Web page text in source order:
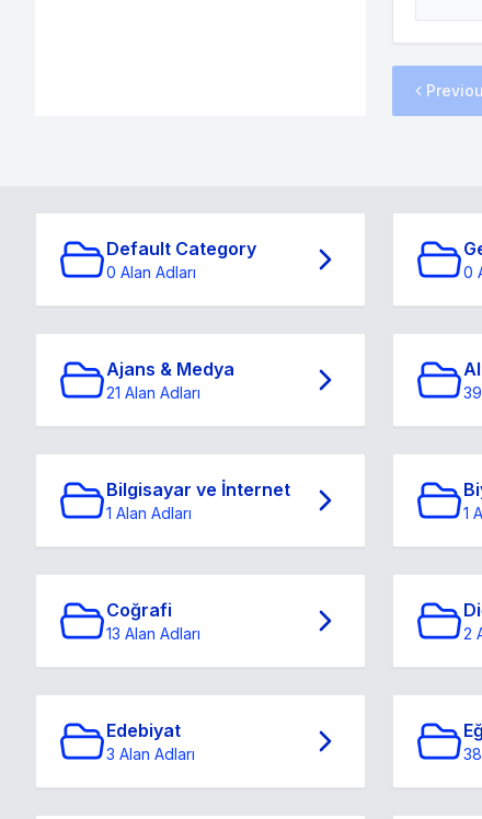
Default Category
0 Alan Adları 0
Ajans & Medya
21 Alan Adları
Bilgisayar ve İnternet
1 Alan Adları 1
Coğrafi
13 Alan Adları 2
Edebiyat
3 Alan Adları